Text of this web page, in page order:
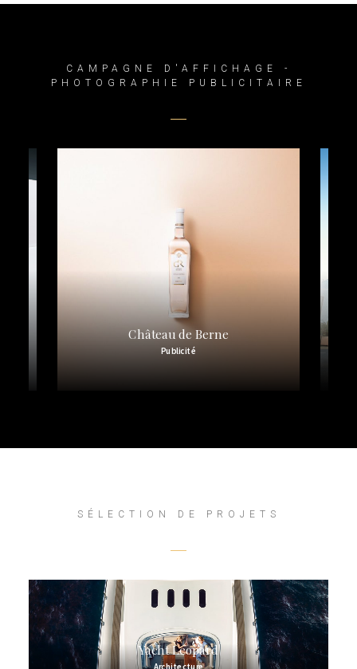
CAMPAGNE D'AFFICHAGE -
PHOTOGRAPHIE PUBLICITAIRE
Festival de Danse de Cannes
Publicité
SÉLECTION DE PROJETS
Yacht Leopard